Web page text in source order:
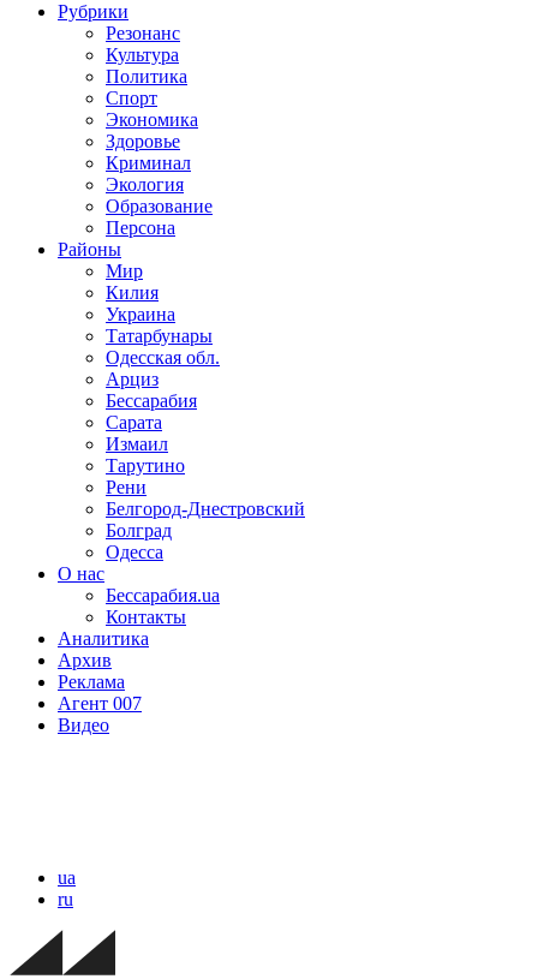
Рубрики
Резонанс
Культура
Политика
Спорт
Экономика
Здоровье
Криминал
Экология
Образование
Персона
Районы
Мир
Килия
Украина
Татарбунары
Одесская обл.
Арциз
Бессарабия
Сарата
Измаил
Тарутино
Рени
Белгород-Днестровский
Болград
Одесса
О нас
Бессарабия.ua
Контакты
Аналитика
Архив
Реклама
Агент 007
Видео
ua
ru